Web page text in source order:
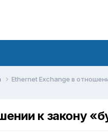
Ethernet Exchange в
к закону